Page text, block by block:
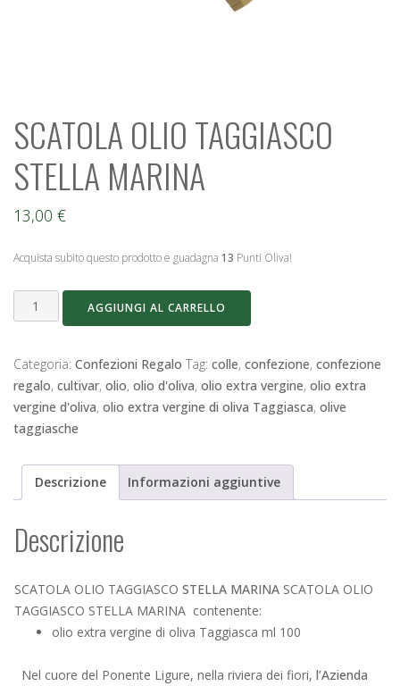
SCATOLA OLIO TAGGIASCO
STELLA MARINA
13,00 €
Acquista subito questo prodotto e guadagna 13 Punti Oliva!
SCATOLA
OLIO
STELLA
MARINA
quantità
AGGIUNGI AL CARRELLO
Categoria: Confezioni Regalo Tag: colle, confezione, confezione
regalo, cultivar, olio, olio d'oliva, olio extra vergine, olio extra
vergine d'oliva, olio extra vergine di oliva Taggiasca, olive
taggiasche
Descrizione Informazioni aggiuntive
Descrizione
SCATOLA OLIO TAGGIASCO STELLA MARINA SCATOLA OLIO
TAGGIASCO STELLA MARINA contenente:
olio extra vergine di oliva Taggiasca ml 100
Nel cuore del Ponente Ligure, nella riviera dei fiori, l’Azienda